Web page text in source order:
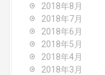
2018年8月
2018年7月
2018年6月
2018年5月
2018年4月
2018年3月